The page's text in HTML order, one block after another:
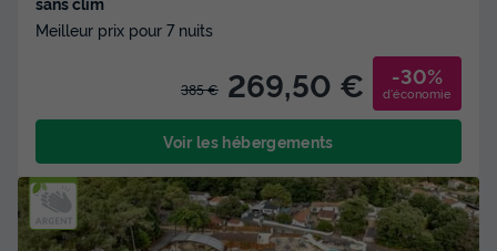
Meilleur prix pour 7 nuits
385 € 269,50 € -30%
d'économie
Voir les hébergements